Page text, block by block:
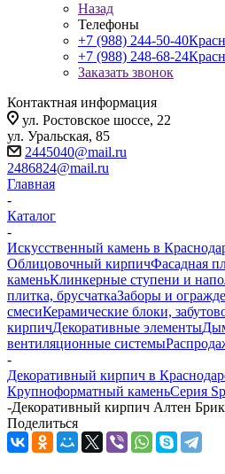
Назад
Телефоны
+7 (988) 244-50-40
+7 (988) 248-68-24
Заказать звонок
Контактная информация
ул. Ростовское шоссе, 22
ул. Уральская, 85
2445040@mail.ru
2486824@mail.ru
Главная
-
Каталог
-
Искусственный камень в
Облицовочный кирпичФасадная
каменьКлинкерные ступени и
плитка, брусчаткаЗаборы и
смесиКерамические блоки,
кирпичДекоративные элементы
вентиляционные системы
-
Декоративный кирпич в
Крупноформатный каменьСерия
-Декоративный кирпич Алтен
Поделиться